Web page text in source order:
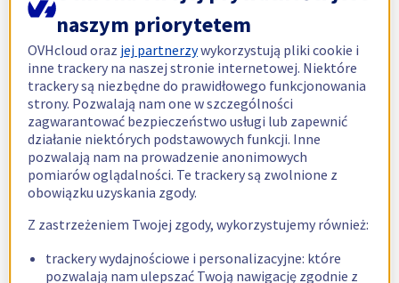
naszym priorytetem
OVHcloud oraz jej partnerzywykorzystują pliki cookie i
inne trackery na naszej stronie internetowej. Niektóre
trackery są niezbędne do prawidłowego funkcjonowania
strony. Pozwalają nam one w szczególności
zagwarantować bezpieczeństwo usługi lub zapewnić
działanie niektórych podstawowych funkcji. Inne
pozwalają nam na prowadzenie anonimowych
pomiarów oglądalności. Te trackery są zwolnione z
obowiązku uzyskania zgody.
Z zastrzeżeniem Twojej zgody, wykorzystujemy również:
trackery wydajnościowe i personalizacyjne: które
pozwalają nam ulepszać Twoją nawigację zgodnie z